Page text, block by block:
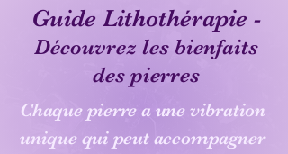
Guide Lithothérapie -
Découvrez les bienfaits
des pierres
Chaque pierre a une vibration
unique qui peut accompagner